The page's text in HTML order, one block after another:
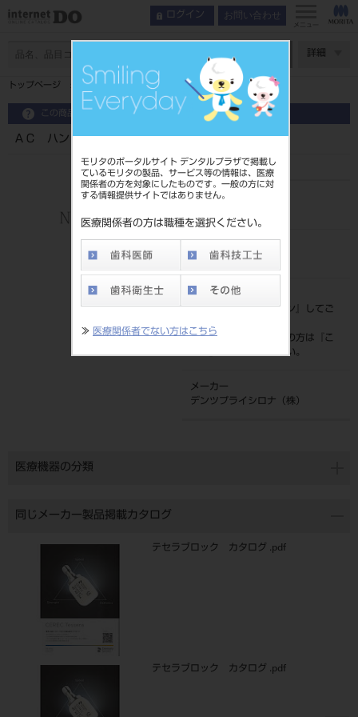
モリタのポータルサイト デンタルプラザで掲載し
ているモリタの製品、サービス等の情報は、医療
関係者の方を対象にしたものです。一般の方に対
する情報提供サイトではありません。
医療関係者の方は職種を選択ください。
≫ 医療関係者でない方はこちら
ログイン お問い合わせ
メニュー
詳細
トップページ ＡＣ ハンドル
この商品に関するお問い合わせ
ＡＣ ハンドル
品目コード
4571204911325
標準価格
価格の確認は『ログイン
』してご
ネット会員登録がまだの方は『
こ
ちら』より登録ください。
メーカー
デンツプライシロナ（株）
医療機器の分類
同じメーカー製品掲載カタログ
テセラブロック カタログ .pdf
テセラブロック カタログ .pdf